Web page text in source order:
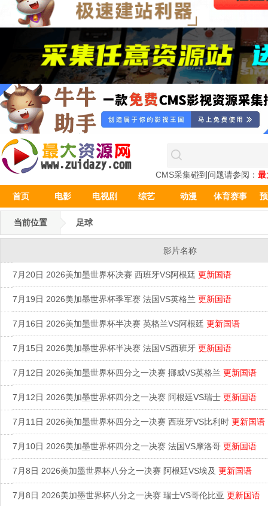
CMS采集碰到问题请参阅： 最
首页 电影 电视剧 综艺 动漫 体育赛事
当前位置 足球
影片名称
7月20日 2026美加墨世界杯决赛 西班牙VS阿根廷 更新国语
7月19日 2026美加墨世界杯季军赛 法国VS英格兰 更新国语
7月16日 2026美加墨世界杯半决赛 英格兰VS阿根廷 更新国语
7月15日 2026美加墨世界杯半决赛 法国VS西班牙 更新国语
7月12日 2026美加墨世界杯四分之一决赛 挪威VS英格兰 更新国语
7月12日 2026美加墨世界杯四分之一决赛 阿根廷VS瑞士 更新国语
7月11日 2026美加墨世界杯四分之一决赛 西班牙VS比利时 更新国语
7月10日 2026美加墨世界杯四分之一决赛 法国VS摩洛哥 更新国语
7月8日 2026美加墨世界杯八分之一决赛 阿根廷VS埃及 更新国语
7月8日 2026美加墨世界杯八分之一决赛 瑞士VS哥伦比亚 更新国语